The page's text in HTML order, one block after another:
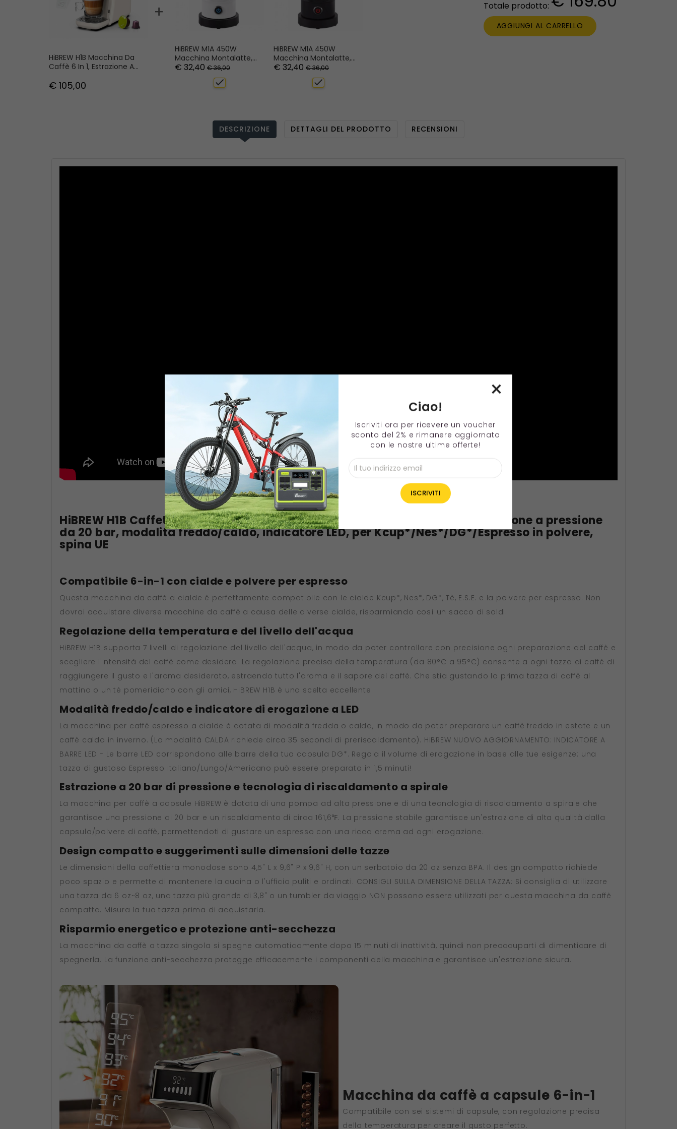
HiBREW H1B Macchina Da
Caffè 6 In 1, Estrazione A
€ 105,00
+
HiBREW M1A 450W
Macchina Montalatte,
Miscelatore Di
Cioccolato Per Latte
Freddo/caldo E
€ 32,40€ 36,00
check
HiBREW M1A 450W
Macchina Montalatte,
Miscelatore Di
Cioccolato Per Latte
Freddo/caldo E
€ 32,40 € 36,00
check
Totale prodotto:
AGGIUNGI AL CARRELLO
DESCRIZIONE DETTAGLI DEL PRODOTTO RECENSIONI
HiBREW H1B Caffettiera a cialde 6 in 1, serbatoio dell'acqua da 600 ml, estrazione a pressione
da 20 bar, modalità freddo/caldo, indicatore LED, per Kcup*/Nes*/DG*/Espresso in polvere,
spina UE
Compatibile 6-in-1 con cialde e polvere per espresso
Questa macchina da caffè a cialde è perfettamente compatibile con le cialde Kcup*, Nes*, DG*, Tè, E.S.E. e la polvere per espresso. Non
dovrai acquistare diverse macchine da caffè a causa delle diverse cialde, risparmiando così un sacco di soldi.
Regolazione della temperatura e del livello dell'acqua
HiBREW H1B supporta 7 livelli di regolazione del livello dell'acqua, in modo da poter controllare con precisione ogni preparazione del caffè e
scegliere l'intensità del caffè come desidera. La regolazione precisa della temperatura (da 80°C a 95°C) consente a ogni tazza di caffè di
raggiungere il gusto e l'aroma desiderato, estraendo tutto l'aroma e il sapore del caffè. Che stia gustando la prima tazza di caffè al
mattino o un tè pomeridiano con gli amici, HiBREW H1B è una scelta eccellente.
Modalità freddo/caldo e indicatore di erogazione a LED
La macchina per caffè espresso a cialde è dotata di modalità fredda o calda, in modo da poter preparare un caffè freddo in estate e un
caffè caldo in inverno. (La modalità CALDA richiede circa 35 secondi di preriscaldamento). HiBREW NUOVO AGGIORNAMENTO: INDICATORE A
BARRE LED - Le barre LED corrispondono alle barre della tua capsula DG*. Regola il volume di erogazione in base alle tue esigenze: una
tazza di gustoso Espresso Italiano/Lungo/Americano può essere preparata in 1,5 minuti!
Estrazione a 20 bar di pressione e tecnologia di riscaldamento a spirale
La macchina per caffè a capsule HiBREW è dotata di una pompa ad alta pressione e di una tecnologia di riscaldamento a spirale che
garantisce una pressione di 20 bar e un riscaldamento di circa 161,6℉. La pressione stabile garantisce un'estrazione di alta qualità dalla
capsula/polvere di caffè, permettendoti di gustare un espresso con una ricca crema ad ogni erogazione.
Design compatto e suggerimenti sulle dimensioni delle tazze
Le dimensioni della caffettiera monodose sono 4,5" L x 9,6" P x 9,6" H, con un serbatoio da 20 oz senza BPA. Il design compatto richiede
poco spazio e permette di mantenere la cucina o l'ufficio puliti e ordinati. CONSIGLI SULLA DIMENSIONE DELLA TAZZA: Si consiglia di utilizzare
una tazza da 6 oz~8 oz, una tazza più grande di 3,8" o un tumbler da viaggio NON possono essere utilizzati per questa macchina da caffè
compatta. Misura la tua tazza prima di acquistarla.
Risparmio energetico e protezione anti-secchezza
La macchina da caffè a tazza singola si spegne automaticamente dopo 15 minuti di inattività, quindi non preoccuparti di dimenticare di
spegnerla. La funzione anti-secchezza protegge efficacemente i componenti della macchina e garantisce un'estrazione sicura.
Macchina da caffè a capsule 6-in-1
Compatibile con sei sistemi di capsule, con regolazione precisa
della temperatura per creare il gusto perfetto.
×
Ciao!
Iscriviti ora per ricevere un voucher
sconto del 2% e rimanere aggiornato
con le nostre ultime offerte!